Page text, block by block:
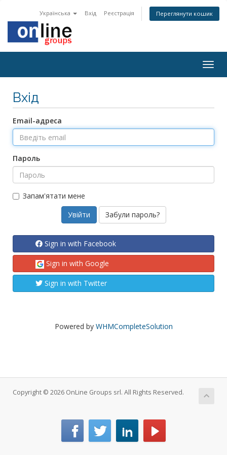
Українська Вхід Реєстрація Переглянути кошик
Вхід
Email-адреса
Пароль
Запам'ятати мене
Забули пароль?
Sign in with Facebook
Sign in with Google
Sign in with Twitter
Powered by WHMCompleteSolution
Copyright © 2026 OnLine Groups srl. All Rights Reserved.